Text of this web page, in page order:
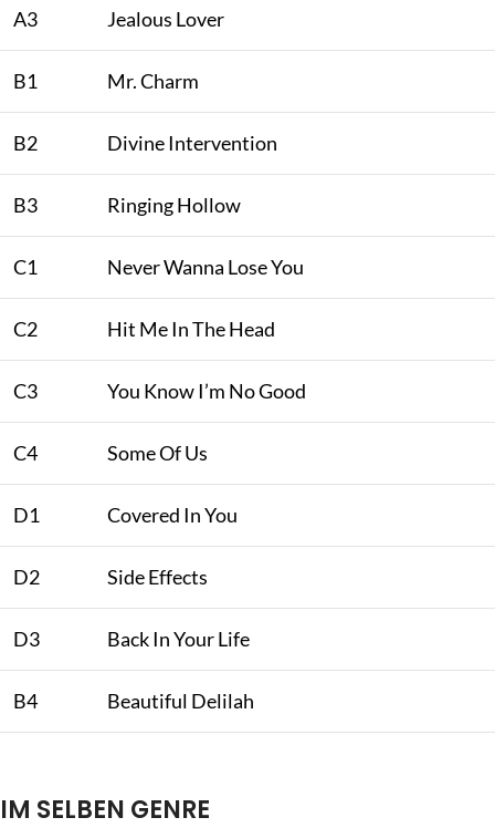
A3 Jealous Lover
B1 Mr. Charm
B2 Divine Intervention
B3 Ringing Hollow
C1 Never Wanna Lose You
C2 Hit Me In The Head
C3 You Know I’m No Good
C4 Some Of Us
D1 Covered In You
D2 Side Effects
D3 Back In Your Life
B4 Beautiful Delilah
IM SELBEN GENRE